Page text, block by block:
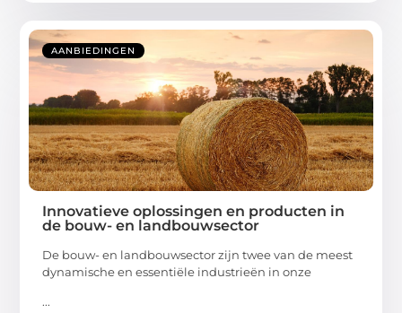
AANBIEDINGEN
Innovatieve oplossingen en producten in
de bouw- en landbouwsector
De bouw- en landbouwsector zijn twee van de meest
dynamische en essentiële industrieën in onze
...